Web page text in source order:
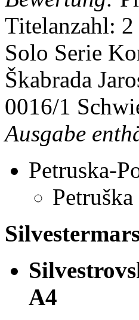
Titelanzahl: 2
Solo Serie
Škabrada
0016/1
Ausgabe
Petruska-
Petruška
A4